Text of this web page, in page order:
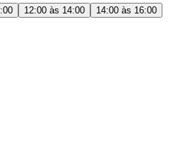
12:00 às 14:00
14:00 às 16:00